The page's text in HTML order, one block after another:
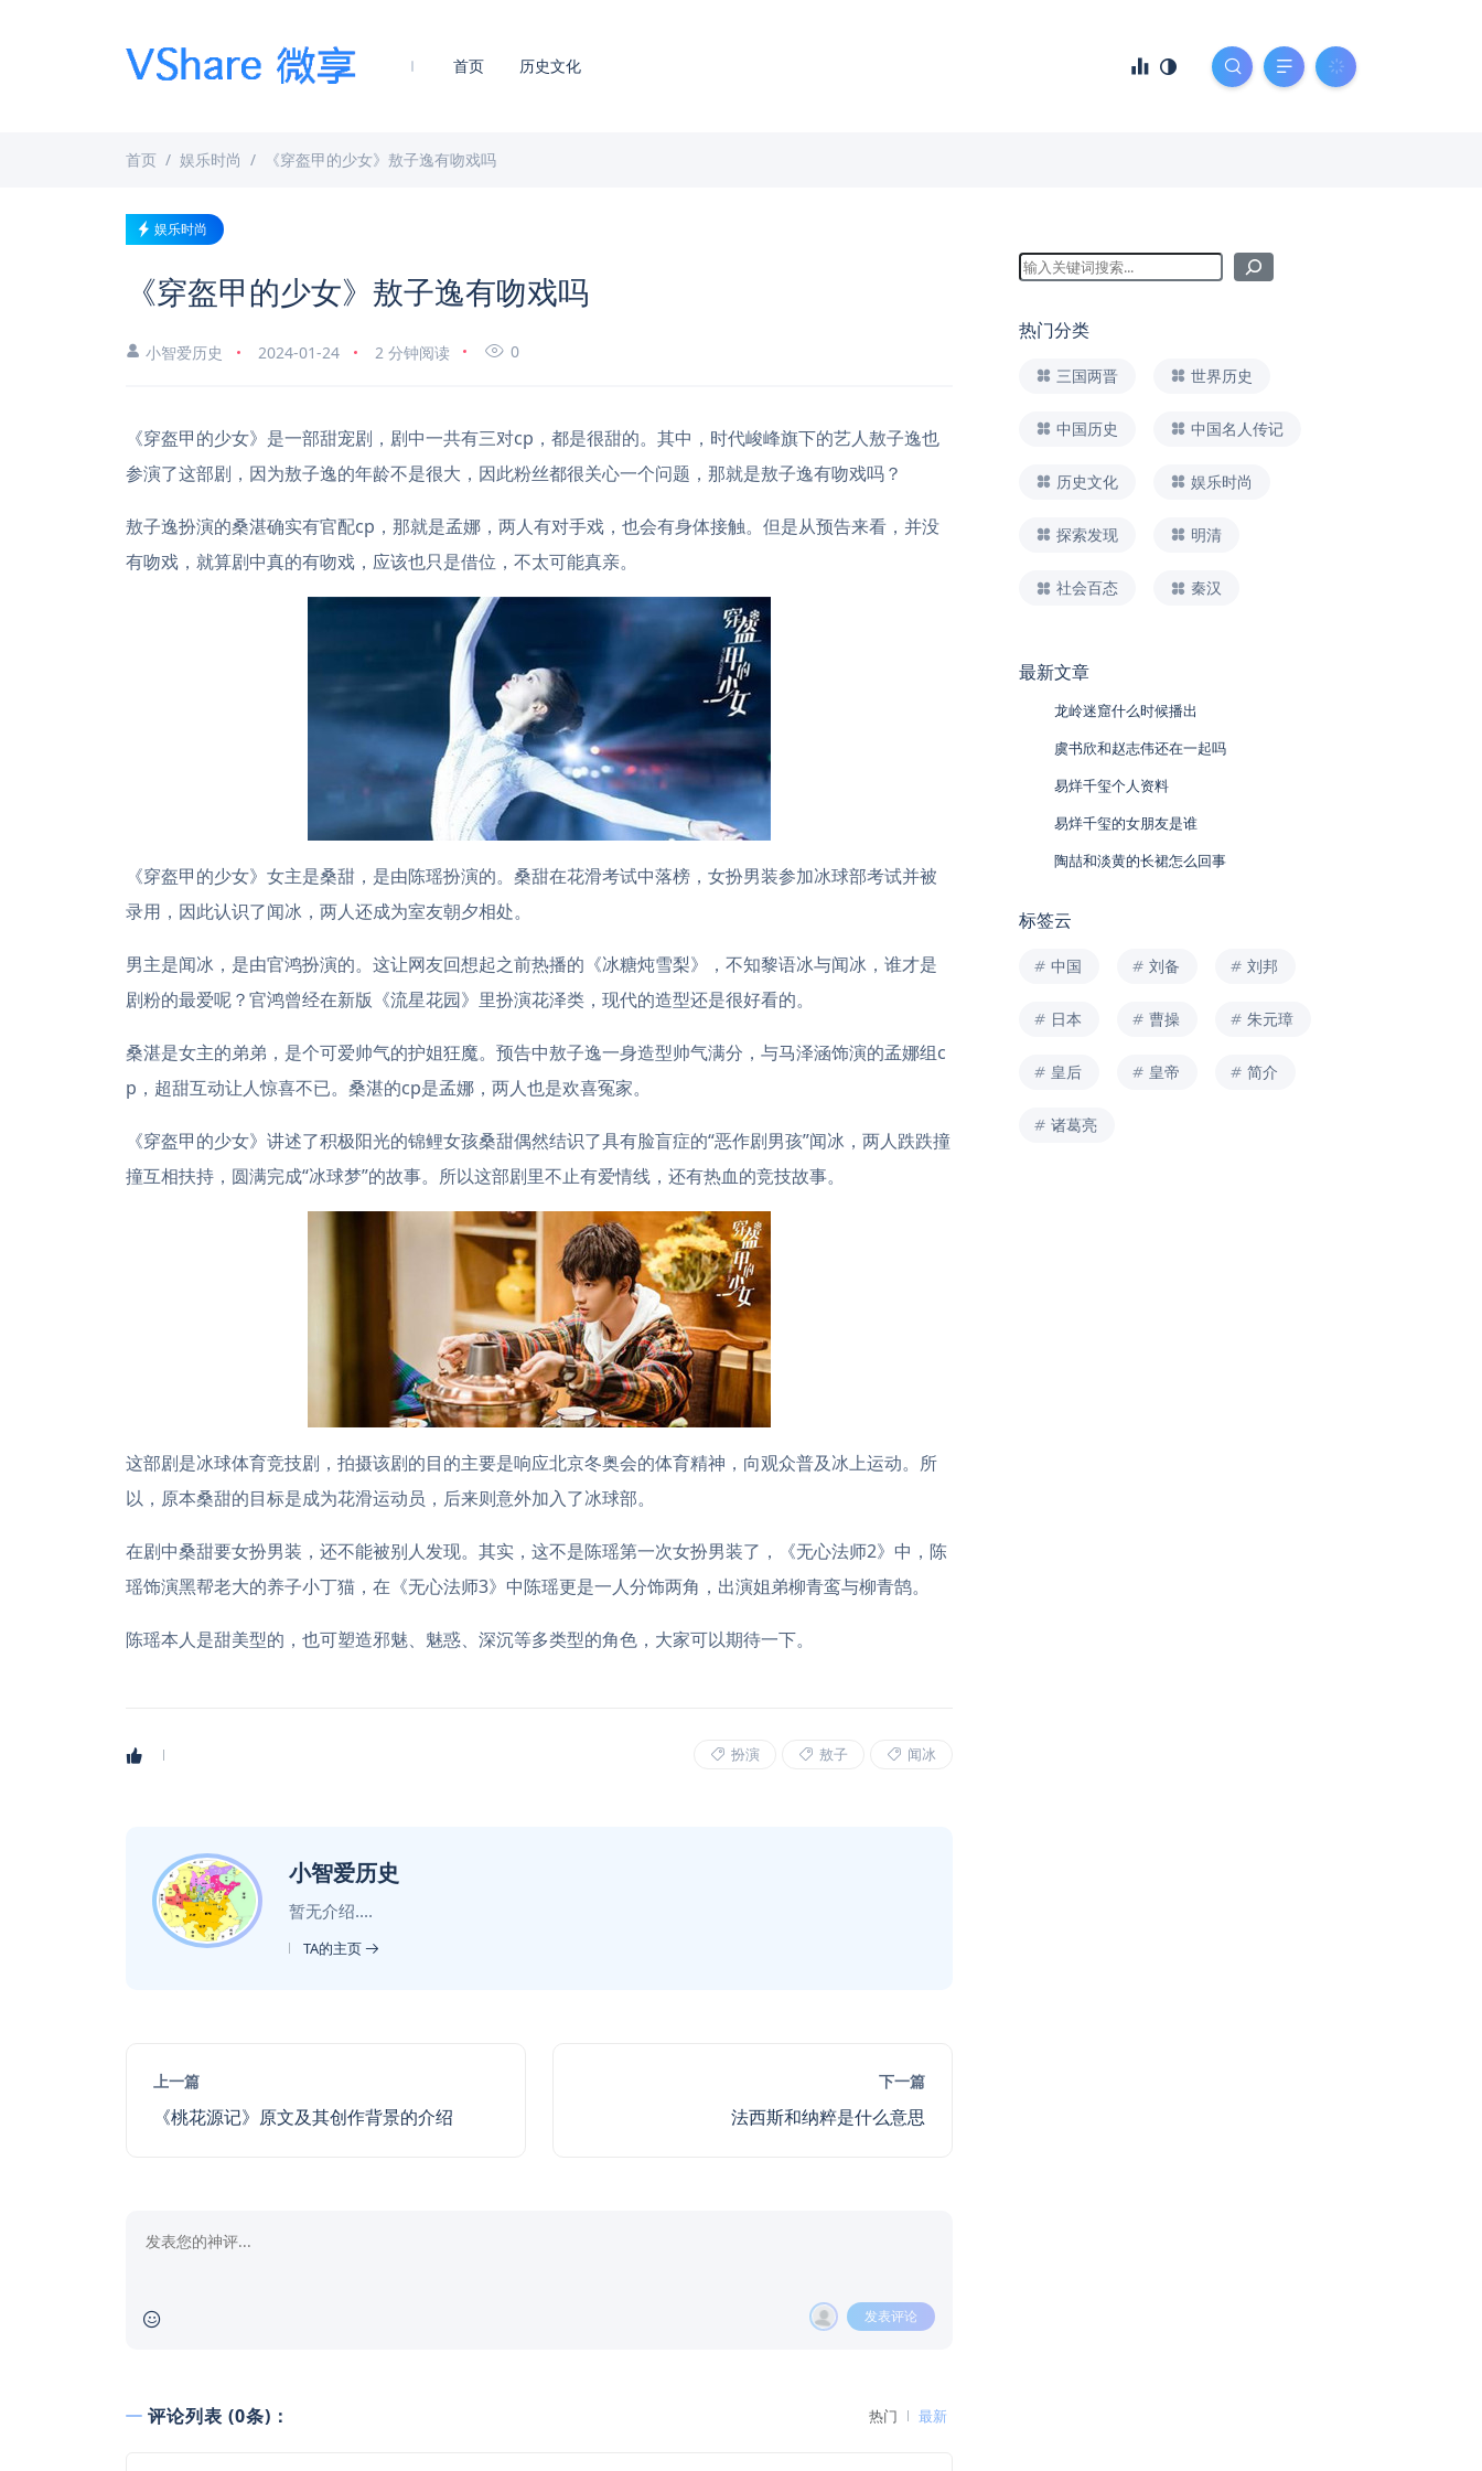
首页 历史文化
首页 娱乐时尚 《穿盔甲的少女》敖子逸有吻戏吗
娱乐时尚
《穿盔甲的少女》敖子逸有吻戏吗
小智爱历史 2024-01-24 2 分钟阅读 0
《穿盔甲的少女》是一部甜宠剧，剧中一共有三对cp，都是很甜的。其中，时代峻峰旗下的艺人敖子逸也
参演了这部剧，因为敖子逸的年龄不是很大，因此粉丝都很关心一个问题，那就是敖子逸有吻戏吗？
敖子逸扮演的桑湛确实有官配cp，那就是孟娜，两人有对手戏，也会有身体接触。但是从预告来看，并没
有吻戏，就算剧中真的有吻戏，应该也只是借位，不太可能真亲。
《穿盔甲的少女》女主是桑甜，是由陈瑶扮演的。桑甜在花滑考试中落榜，女扮男装参加冰球部考试并被
录用，因此认识了闻冰，两人还成为室友朝夕相处。
男主是闻冰，是由官鸿扮演的。这让网友回想起之前热播的《冰糖炖雪梨》，不知黎语冰与闻冰，谁才是
剧粉的最爱呢？官鸿曾经在新版《流星花园》里扮演花泽类，现代的造型还是很好看的。
桑湛是女主的弟弟，是个可爱帅气的护姐狂魔。预告中敖子逸一身造型帅气满分，与马泽涵饰演的孟娜组c
p，超甜互动让人惊喜不已。桑湛的cp是孟娜，两人也是欢喜冤家。
《穿盔甲的少女》讲述了积极阳光的锦鲤女孩桑甜偶然结识了具有脸盲症的“恶作剧男孩”闻冰，两人跌跌撞
撞互相扶持，圆满完成“冰球梦”的故事。所以这部剧里不止有爱情线，还有热血的竞技故事。
这部剧是冰球体育竞技剧，拍摄该剧的目的主要是响应北京冬奥会的体育精神，向观众普及冰上运动。所
以，原本桑甜的目标是成为花滑运动员，后来则意外加入了冰球部。
在剧中桑甜要女扮男装，还不能被别人发现。其实，这不是陈瑶第一次女扮男装了，《无心法师2》中，陈
瑶饰演黑帮老大的养子小丁猫，在《无心法师3》中陈瑶更是一人分饰两角，出演姐弟柳青鸾与柳青鹄。
陈瑶本人是甜美型的，也可塑造邪魅、魅惑、深沉等多类型的角色，大家可以期待一下。
扮演 敖子 闻冰
小智爱历史
暂无介绍....
TA的主页
上一篇
《桃花源记》原文及其创作背景的介绍
下一篇
法西斯和纳粹是什么意思
发表评论
评论列表 (0条)： 热门 最新
热门分类
三国两晋 世界历史
中国历史 中国名人传记
历史文化 娱乐时尚
探索发现 明清
社会百态 秦汉
最新文章
龙岭迷窟什么时候播出
虞书欣和赵志伟还在一起吗
易烊千玺个人资料
易烊千玺的女朋友是谁
陶喆和淡黄的长裙怎么回事
标签云
中国 刘备 刘邦
日本 曹操 朱元璋
皇后 皇帝 简介
诸葛亮